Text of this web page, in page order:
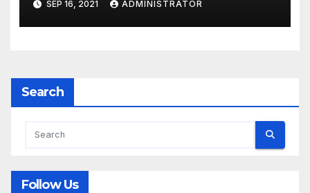
SEP 16, 2021 ADMINISTRATOR
Search
Follow Us